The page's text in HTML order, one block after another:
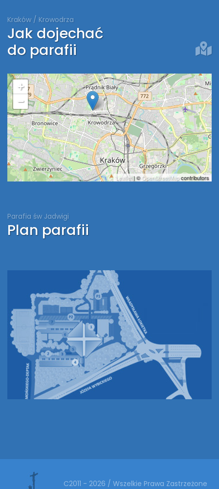
Kraków / Krowodrza
Jak dojechać
do parafii
+
−
Leaflet| © OpenStreetMapcontributors
Parafia św Jadwigi
Plan parafii
C2011 - 2026 / Wszelkie Prawa Zastrzeżone